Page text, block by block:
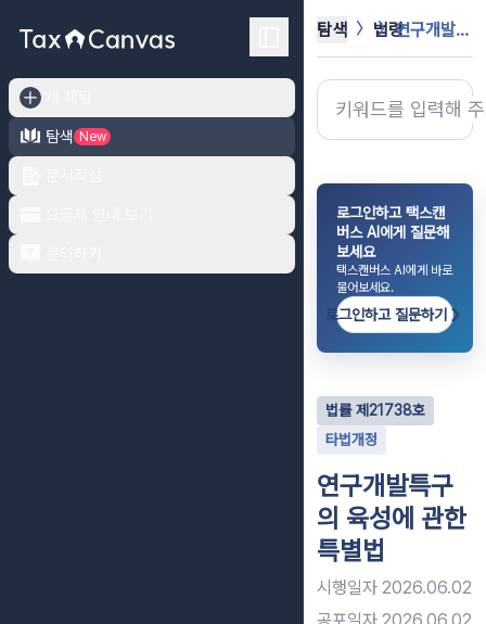
탐색
New
탐색 법령 연구개발특구의 육성에 관한 특별법
로그인하고 택스캔
버스 AI에게 질문해
보세요
택스캔버스 AI에게 바로
물어보세요.
로그인하고 질문하기
법률제 21738호
타법개정
연구개발특구
의 육성에 관한
특별법
시행일자 2026.06.02